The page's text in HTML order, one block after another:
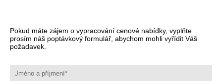
Pokud máte zájem o vypracování cenové nabídky, vyplňte
prosím náš poptávkový formulář, abychom mohli vyřídit Váš
požadavek.